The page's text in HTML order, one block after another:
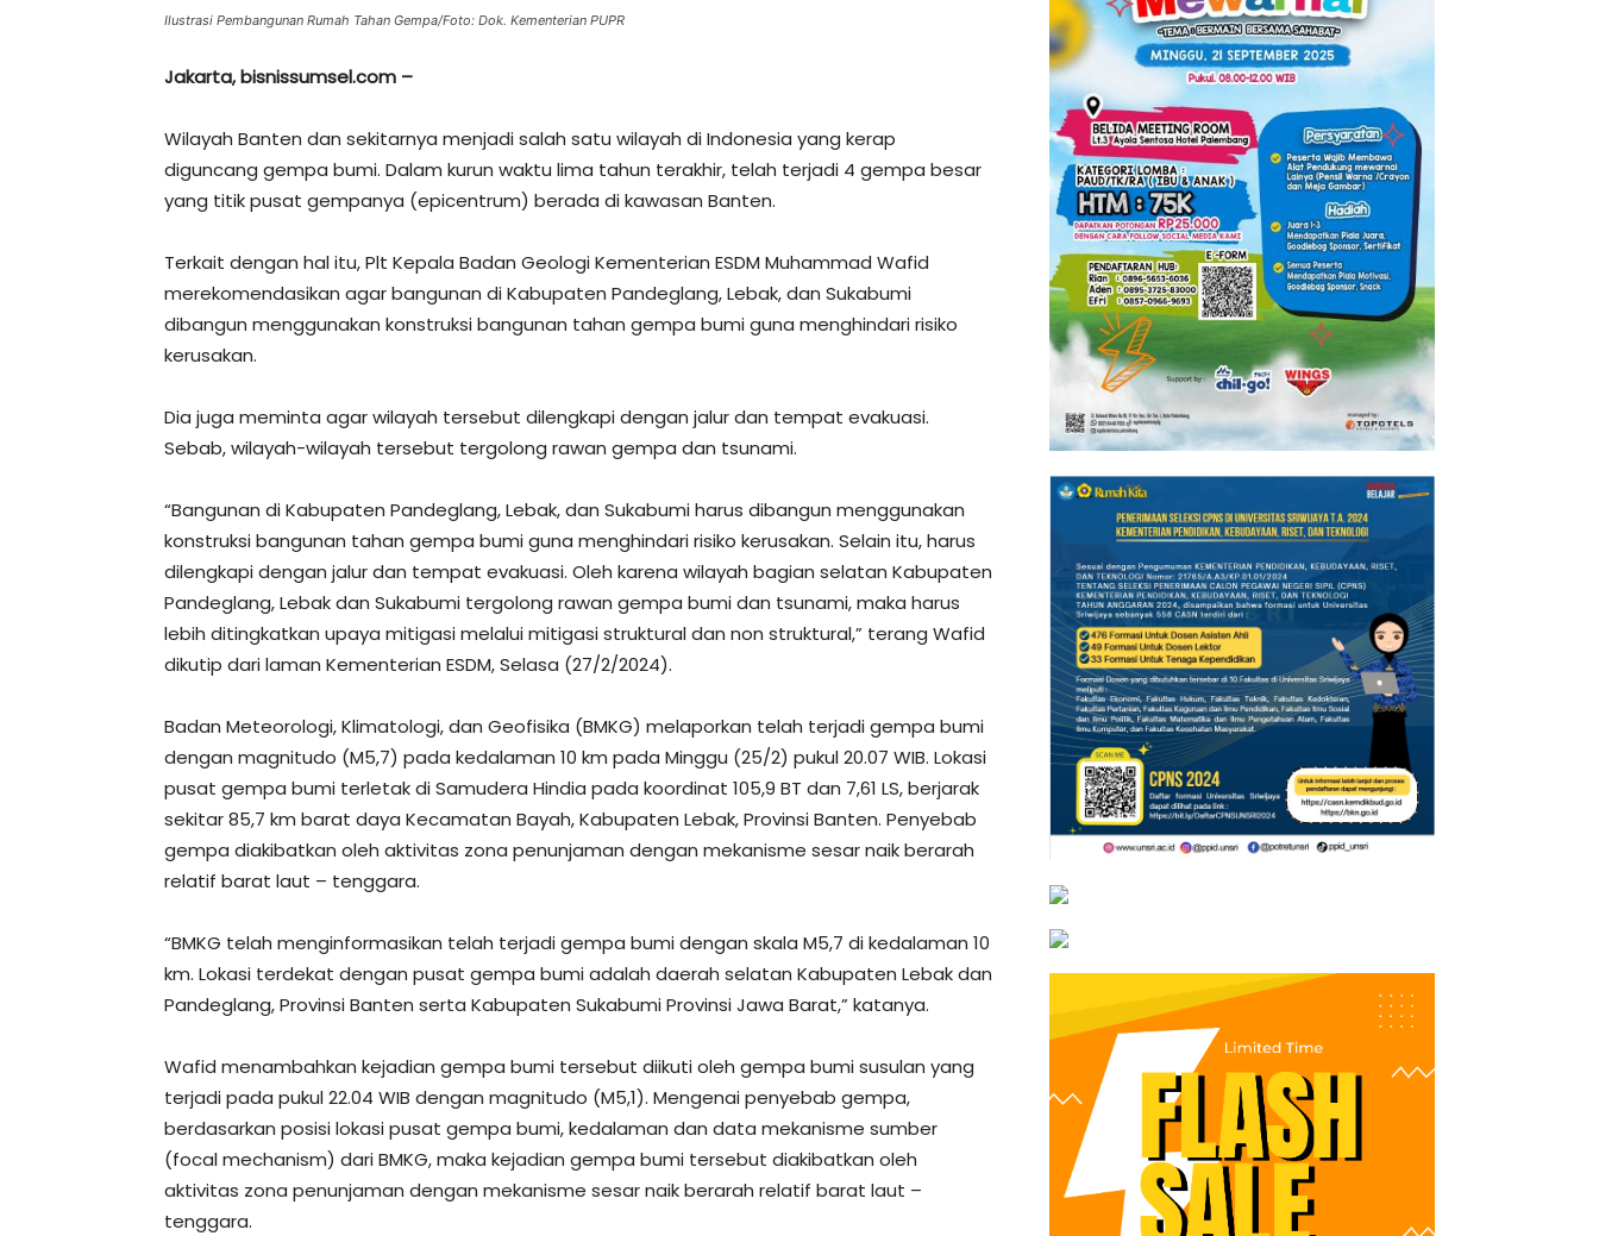
Ilustrasi Pembangunan Rumah Tahan Gempa/Foto: Dok. Kementerian PUPR
Jakarta, bisnissumsel.com –
Wilayah Banten dan sekitarnya menjadi salah satu wilayah di Indonesia yang kerap
diguncang gempa bumi. Dalam kurun waktu lima tahun terakhir, telah terjadi 4 gempa besar
yang titik pusat gempanya (epicentrum) berada di kawasan Banten.
Terkait dengan hal itu, Plt Kepala Badan Geologi Kementerian ESDM Muhammad Wafid
merekomendasikan agar bangunan di Kabupaten Pandeglang, Lebak, dan Sukabumi
dibangun menggunakan konstruksi bangunan tahan gempa bumi guna menghindari risiko
kerusakan.
Dia juga meminta agar wilayah tersebut dilengkapi dengan jalur dan tempat evakuasi.
Sebab, wilayah-wilayah tersebut tergolong rawan gempa dan tsunami.
“Bangunan di Kabupaten Pandeglang, Lebak, dan Sukabumi harus dibangun menggunakan
konstruksi bangunan tahan gempa bumi guna menghindari risiko kerusakan. Selain itu, harus
dilengkapi dengan jalur dan tempat evakuasi. Oleh karena wilayah bagian selatan Kabupaten
Pandeglang, Lebak dan Sukabumi tergolong rawan gempa bumi dan tsunami, maka harus
lebih ditingkatkan upaya mitigasi melalui mitigasi struktural dan non struktural,” terang Wafid
dikutip dari laman Kementerian ESDM, Selasa (27/2/2024).
Badan Meteorologi, Klimatologi, dan Geofisika (BMKG) melaporkan telah terjadi gempa bumi
dengan magnitudo (M5,7) pada kedalaman 10 km pada Minggu (25/2) pukul 20.07 WIB. Lokasi
pusat gempa bumi terletak di Samudera Hindia pada koordinat 105,9 BT dan 7,61 LS, berjarak
sekitar 85,7 km barat daya Kecamatan Bayah, Kabupaten Lebak, Provinsi Banten. Penyebab
gempa diakibatkan oleh aktivitas zona penunjaman dengan mekanisme sesar naik berarah
relatif barat laut – tenggara.
“BMKG telah menginformasikan telah terjadi gempa bumi dengan skala M5,7 di kedalaman 10
km. Lokasi terdekat dengan pusat gempa bumi adalah daerah selatan Kabupaten Lebak dan
Pandeglang, Provinsi Banten serta Kabupaten Sukabumi Provinsi Jawa Barat,” katanya.
Wafid menambahkan kejadian gempa bumi tersebut diikuti oleh gempa bumi susulan yang
terjadi pada pukul 22.04 WIB dengan magnitudo (M5,1). Mengenai penyebab gempa,
berdasarkan posisi lokasi pusat gempa bumi, kedalaman dan data mekanisme sumber
(focal mechanism) dari BMKG, maka kejadian gempa bumi tersebut diakibatkan oleh
aktivitas zona penunjaman dengan mekanisme sesar naik berarah relatif barat laut –
tenggara.